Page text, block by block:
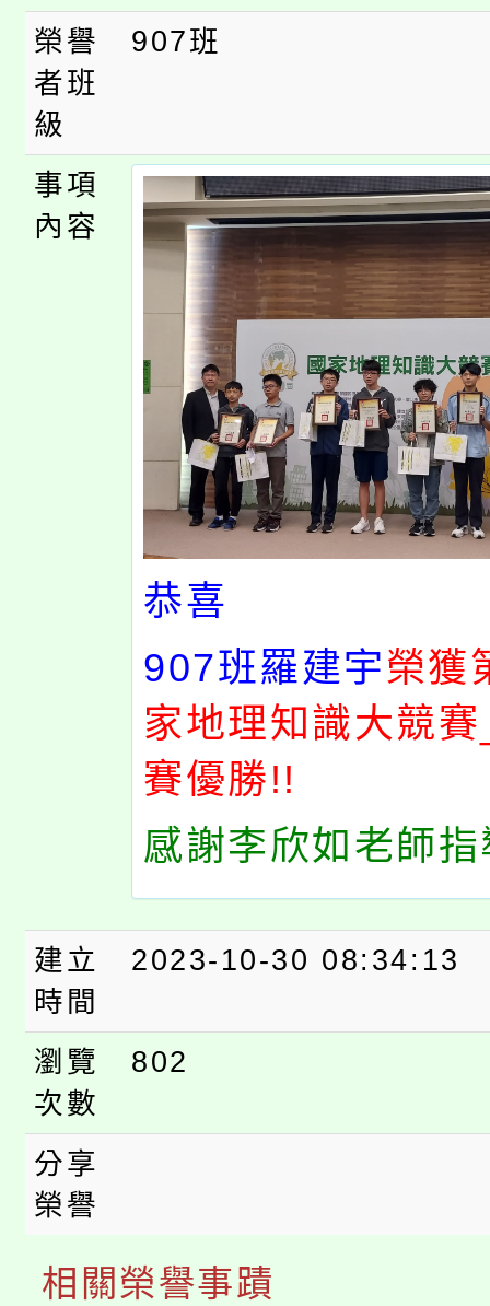
榮譽
者班
級
907班
事項
內容
恭喜
907班羅建宇榮獲
家地理知識大競
賽優勝!!
感謝李欣如老師
建立
時間
2023-10-30 08:34:13
瀏覽
次數
802
分享
榮譽
相關榮譽事蹟